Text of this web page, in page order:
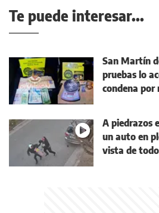
Te puede interesar...
San Martín
pruebas lo
condena
A piedrazos
un auto en
vista de